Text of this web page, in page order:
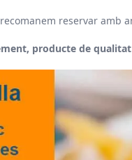
reservar amb
producte de